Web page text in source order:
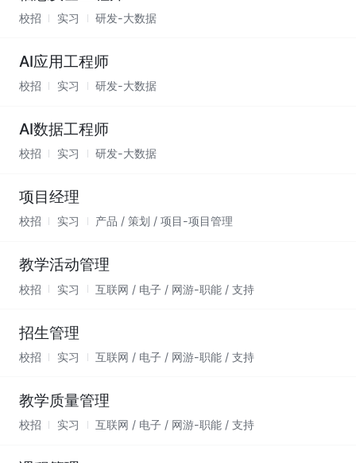
校招 实习 研发-大数据
AI应用工程师
校招 实习 研发-大数据
AI数据工程师
校招 实习 研发-大数据
项目经理
校招 实习 产品 / 策划 / 项目-项目管理
教学活动管理
校招 实习 互联网 / 电子 / 网游-职能 / 支持
招生管理
校招 实习 互联网 / 电子 / 网游-职能 / 支持
教学质量管理
校招 实习 互联网 / 电子 / 网游-职能 / 支持